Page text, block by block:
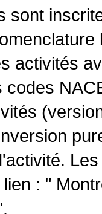
sont
activités
codes
: "